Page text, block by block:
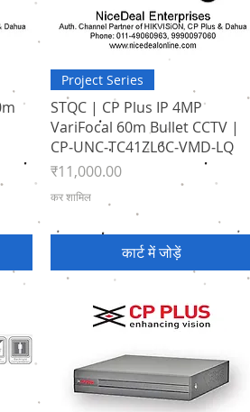
त्वरित दृश्य
Project Series
STQC | CP Plus IP 4MP
VariFocal 60m Bullet CCTV |
CP‑UNC‑TC41ZL6C‑VMD‑LQ
मूल्य
₹11,000.00
कर शामिल
कार्ट में जोड़ें